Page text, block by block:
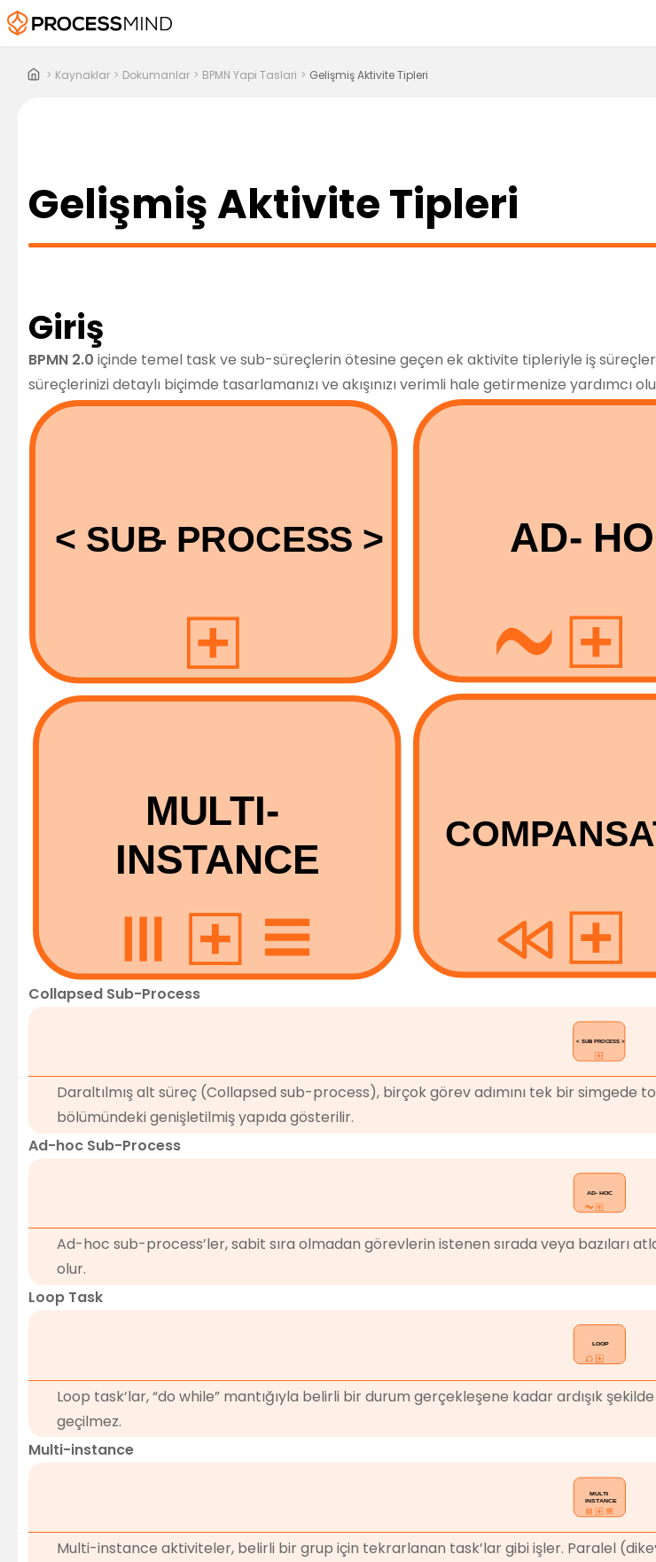
> Kaynaklar > Dokumanlar > BPMN Yapi Taslari > Gelişmiş Aktivite Tipleri
Gelişmiş Aktivite Tipleri
Giriş
BPMN 2.0 içinde temel task ve sub-süreçlerin ötesine geçen ek aktivite tipleriyle iş
süreçlerinizi detaylı biçimde tasarlamanızı ve akışınızı verimli hale getirmenize yardımcı
Collapsed Sub-Process
Daraltılmış alt süreç (Collapsed sub-process), birçok görev adımını tek bir simgede
bölümündeki genişletilmiş yapıda gösterilir.
Ad-hoc Sub-Process
Ad-hoc sub-process’ler, sabit sıra olmadan görevlerin istenen sırada veya bazıları
olur.
Loop Task
Loop task’lar, “do while” mantığıyla belirli bir durum gerçekleşene kadar ardışık
geçilmez.
Multi-instance
Multi-instance aktiviteler, belirli bir grup için tekrarlanan task’lar gibi işler. Paralel